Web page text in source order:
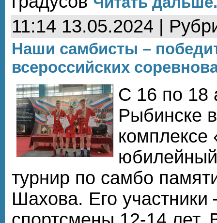
11:14 13.05.2024 |
Наши самбисты –
всероссийских
С 16 по 18
Рыбинске
турнир по самбо
Шахова. Его